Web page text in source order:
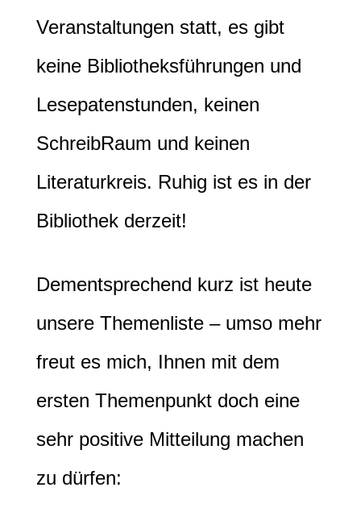
Veranstaltungen statt, es gibt
keine Bibliotheksführungen und
Lesepatenstunden, keinen
SchreibRaum und keinen
Literaturkreis. Ruhig ist es in der
Bibliothek derzeit!
Dementsprechend kurz ist heute
unsere Themenliste – umso mehr
freut es mich, Ihnen mit dem
ersten Themenpunkt doch eine
sehr positive Mitteilung machen
zu dürfen: